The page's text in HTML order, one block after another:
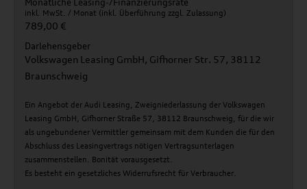
inkl. MwSt. / Monat (inkl. Überführung zzgl. Zulassung)
789,00 €
Darlehensgeber
Volkswagen Leasing GmbH, Gifhorner Str. 57, 38112
Braunschweig
Ein Angebot der Audi Leasing, Zweigniederlassung der Volkswagen
Leasing GmbH, Gifhorner Straße 57, 38112 Braunschweig, für die wir
als ungebundener Vermittler gemeinsam mit dem Kunden die für den
Abschluss des Leasingvertrags nötigen Vertragsunterlagen
zusammenstellen. Bonität vorausgesetzt.
Es besteht ein gesetzliches Widerrufsrecht für Verbraucher.